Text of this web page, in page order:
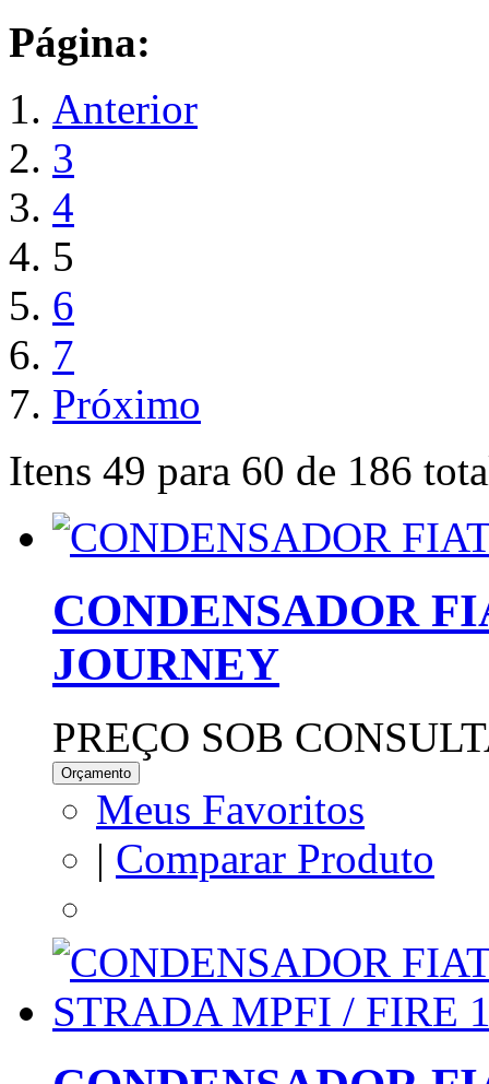
Página:
Anterior
3
4
5
6
7
Próximo
Itens 49 para 60 de 186
CONDENSADOR
JOURNEY
PREÇO SOB
Orçamento
Meus Favoritos
| Comparar Produto